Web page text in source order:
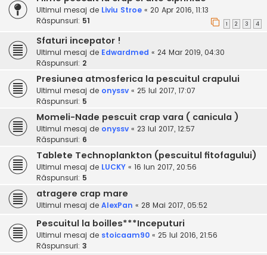
Ultimul mesaj de Liviu Stroe « 20 Apr 2016, 11:13
Răspunsuri: 51 1 2 3 4
Sfaturi incepator !
Ultimul mesaj de Edwardmed « 24 Mar 2019, 04:30
Răspunsuri: 2
Presiunea atmosferica la pescuitul crapului
Ultimul mesaj de onyssv « 25 Iul 2017, 17:07
Răspunsuri: 5
Momeli-Nade pescuit crap vara ( canicula )
Ultimul mesaj de onyssv « 23 Iul 2017, 12:57
Răspunsuri: 6
Tablete Technoplankton (pescuitul fitofagului)
Ultimul mesaj de LUCKY « 16 Iun 2017, 20:56
Răspunsuri: 5
atragere crap mare
Ultimul mesaj de AlexPan « 28 Mai 2017, 05:52
Pescuitul la boilles***Inceputuri
Ultimul mesaj de stoicaam90 « 25 Iul 2016, 21:56
Răspunsuri: 3